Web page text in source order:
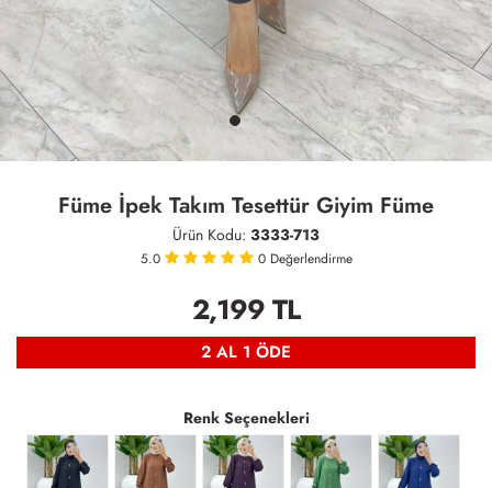
Füme İpek Takım Tesettür Giyim Füme
Ürün Kodu: 3333-713
5.0 0 Değerlendirme
2,199TL
2 AL 1 ÖDE
Renk Seçenekleri